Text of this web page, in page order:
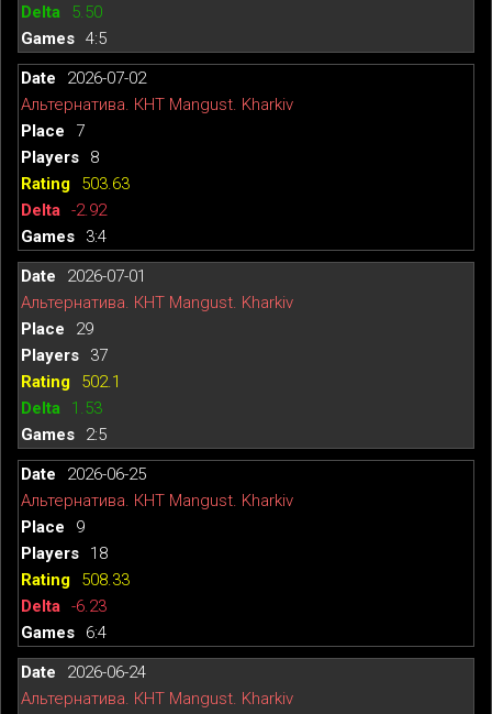
5.50
4:5
2026-07-02
Альтернатива. КНТ Mangust. Kharkiv
7
8
503.63
-2.92
3:4
2026-07-01
Альтернатива. КНТ Mangust. Kharkiv
29
37
502.1
1.53
2:5
2026-06-25
Альтернатива. КНТ Mangust. Kharkiv
9
18
508.33
-6.23
6:4
2026-06-24
Альтернатива. КНТ Mangust. Kharkiv